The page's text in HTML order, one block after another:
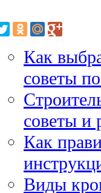
Как
советы
советы и
Как
Виды